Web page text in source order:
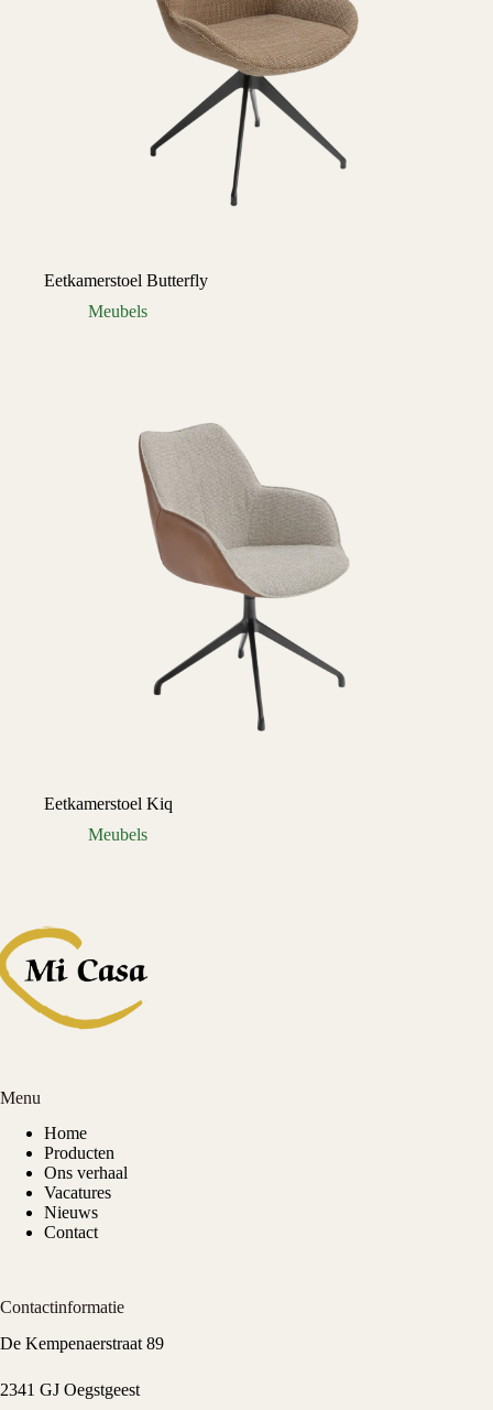
Eetkamerstoel Butterfly
Meubels
Eetkamerstoel Kiq
Meubels
Menu
Home
Producten
Ons verhaal
Vacatures
Nieuws
Contact
Contactinformatie
De Kempenaerstraat 89
2341 GJ Oegstgeest